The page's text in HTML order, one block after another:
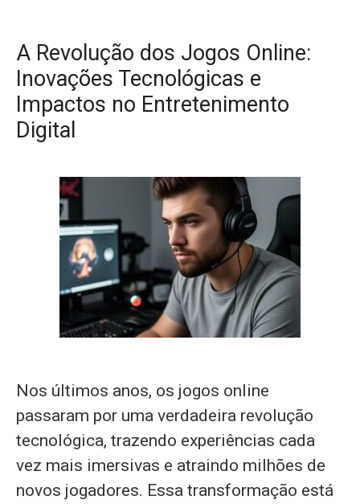
A Revolução dos Jogos Online:
Inovações Tecnológicas e
Impactos no Entretenimento
Digital
Nos últimos anos, os jogos online
passaram por uma verdadeira revolução
tecnológica, trazendo experiências cada
vez mais imersivas e atraindo milhões de
novos jogadores. Essa transformação está